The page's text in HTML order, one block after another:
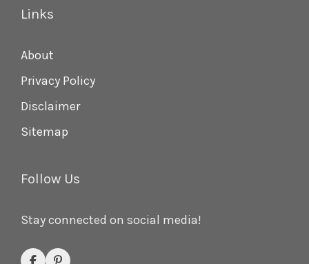
Links
About
Privacy Policy
Disclaimer
Sitemap
Follow Us
Stay connected on social media!